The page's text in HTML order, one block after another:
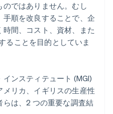
ではありません。むし
順を改良することで、企
間、コスト、資材、また
ることを目的としていま
ンスティテュート (MGI)
メリカ、イギリスの生産性
は、2 つの重要な調査結